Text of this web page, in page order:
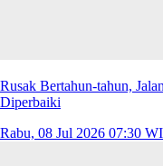
Rusak Bertahun-tahun,
Diperbaiki
Rabu, 08 Jul 2026 07:30